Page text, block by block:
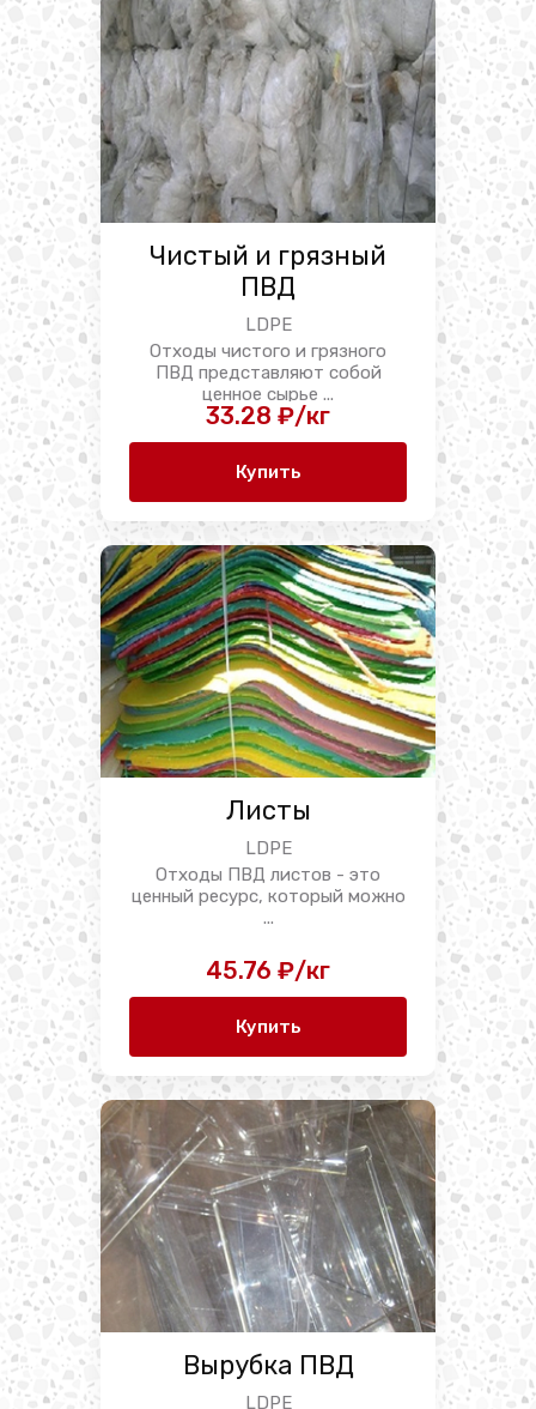
Чистый и грязный
ПВД
LDPE
Отходы чистого и грязного
ПВД представляют собой
ценное сырье ...
33.28 ₽/кг
Купить
Листы
LDPE
Отходы ПВД листов - это
ценный ресурс, который можно
...
45.76 ₽/кг
Купить
Вырубка ПВД
LDPE